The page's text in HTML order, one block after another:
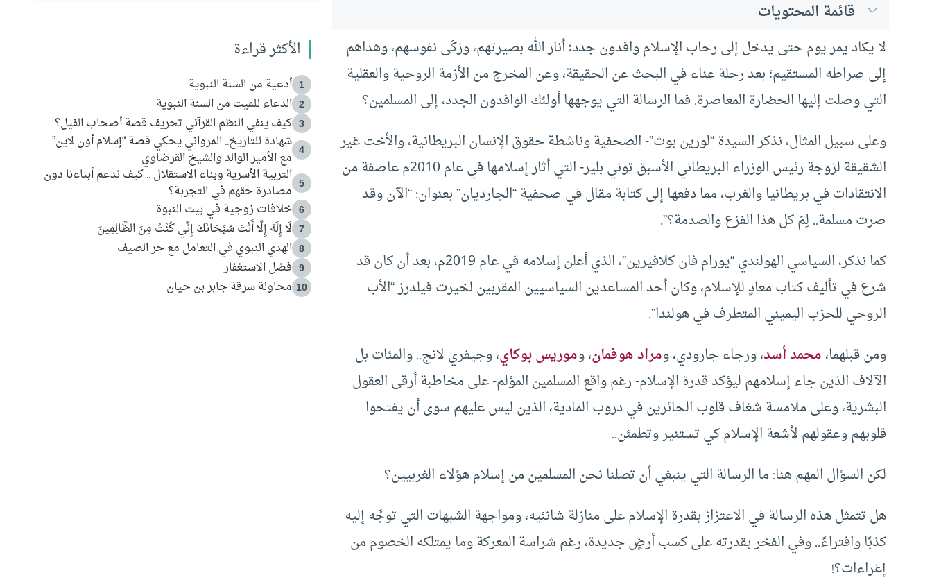
قائمة المحتويات
لا يكاد يمر يوم حتى يدخل إلى رحاب الإسلام وافدون جدد؛ أنار الله بصيرتهم، وزكّى نفوسهم، وهداهم
إلى صراطه المستقيم؛ بعد رحلة عناء في البحث عن الحقيقة، وعن المخرج من الأزمة الروحية والعقلية
التي وصلت إليها الحضارة المعاصرة. فما الرسالة التي يوجهها أولئك الوافدون الجدد، إلى المسلمين؟
وعلى سبيل المثال، نذكر السيدة “لورين بوث”- الصحفية وناشطة حقوق الإنسان البريطانية، والأخت غير
الشقيقة لزوجة رئيس الوزراء البريطاني الأسبق توني بلير- التي أثار إسلامها في عام 2010م عاصفة من
الانتقادات في بريطانيا والغرب، مما دفعها إلى كتابة مقال في صحفية “الجارديان” بعنوان: “الآن وقد
صرت مسلمة.. لِمَ كل هذا الفزع والصدمة؟”.
كما نذكر، السياسي الهولندي “يورام فان كلافيرين”، الذي أعلن إسلامه في عام 2019م، بعد أن كان قد
شرع في تأليف كتاب معادٍ للإسلام، وكان أحد المساعدين السياسيين المقربين لخيرت فيلدرز “الأب
الروحي للحزب اليميني المتطرف في هولندا”.
ومن قبلهما،محمد أسد، ورجاء جارودي، ومراد هوفمان، وموريس بوكاي، وجيفري لانج.. والمئات بل
الآلاف الذين جاء إسلامهم ليؤكد قدرة الإسلام- رغم واقع المسلمين المؤلم- على مخاطبة أرقى العقول
البشرية، وعلى ملامسة شغاف قلوب الحائرين في دروب المادية، الذين ليس عليهم سوى أن يفتحوا
قلوبهم وعقولهم لأشعة الإسلام كي تستنير وتطمئن..
لكن السؤال المهم هنا: ما الرسالة التي ينبغي أن تصلنا نحن المسلمين من إسلام هؤلاء الغربيين؟
هل تتمثل هذه الرسالة في الاعتزاز بقدرة الإسلام على منازلة شانئيه، ومواجهة الشبهات التي توجَّه إليه
كذبًا وافتراءً.. وفي الفخر بقدرته على كسب أرضٍ جديدة، رغم شراسة المعركة وما يمتلكه الخصوم من
إغراءات؟!
الأكثر قراءة
1 أدعية من السنة النبوية
2 الدعاء للميت من السنة النبوية
3 كيف ينفي النظم القرآني تحريف قصة أصحاب الفيل؟
4
شهادة للتاريخ.. المرواني يحكي قصة “إسلام أون لاين”
مع الأمير الوالد والشيخ القرضاوي
5
التربية الأسرية وبناء الاستقلال .. كيف ندعم أبناءنا دون
مصادرة حقهم في التجربة؟
6 خلافات زوجية في بيت النبوة
7 لَا إِلَهَ إِلَّا أَنْتَ سُبْحَانَكَ إِنِّي كُنْتُ مِنَ الظَّالِمِينَ
8 الهدي النبوي في التعامل مع حر الصيف
9 فضل الاستغفار
10 محاولة سرقة جابر بن حيان